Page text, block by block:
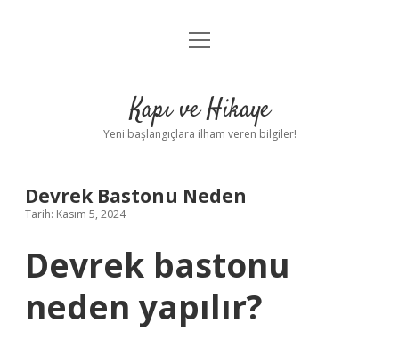
Anasayfa
Yasal Uyarı
menüyü
Kapı ve Hikaye
Yeni başlangıçlara ilham veren bilgiler!
Devrek Bastonu Neden
Tarih: Kasım 5, 2024
Devrek bastonu
neden yapılır?